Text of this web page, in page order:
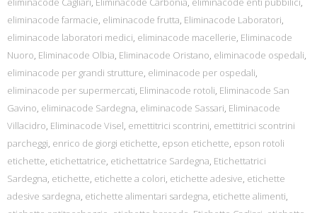
eliminacode farmacie, eliminacode frutta, Eliminacode Laboratori,
eliminacode laboratori medici, eliminacode macellerie, Eliminacode
Nuoro, Eliminacode Olbia, Eliminacode Oristano, eliminacode ospedali,
eliminacode per grandi strutture, eliminacode per ospedali,
eliminacode per supermercati, Eliminacode rotoli, Eliminacode San
Gavino, eliminacode Sardegna, eliminacode Sassari, Eliminacode
Villacidro, Eliminacode Visel, emettitrici scontrini, emettitrici scontrini
parcheggi, enrico de giorgi etichette, epson etichette, epson rotoli
etichette, etichettatrice, etichettatrice Sardegna, Etichettatrici
Sardegna, etichette, etichette a colori, etichette adesive, etichette
adesive sardegna, etichette alimentari sardegna, etichette alimenti,